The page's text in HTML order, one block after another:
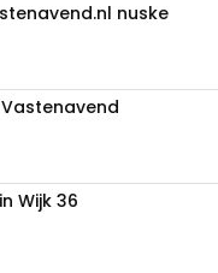
nuske
Wijk 36